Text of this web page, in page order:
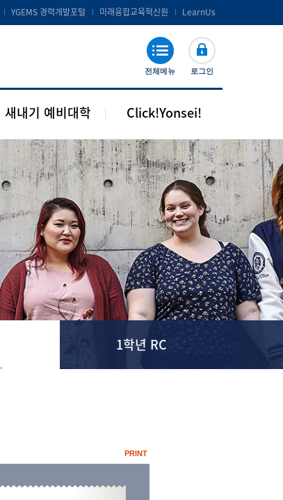
LearnUs
미래융합교육혁신원
YGEMS 경력개발포털
로그인
전체메뉴
새내기 예비대학 Click!Yonsei!
공지 및 자료실
연세포탈서비스 및 LearnUs
S-Campus 서비스
학습지원
기타안내
1학년 RC
PRINT